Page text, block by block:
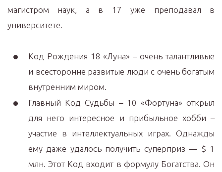
магистром наук, а в 17 уже преподавал в
университете.
Код Рождения 18 «Луна» – очень талантливые
и всесторонне развитые люди с очень богатым
внутренним миром.
Главный Код Судьбы – 10 «Фортуна» открыл
для него интересное и прибыльное хобби –
участие в интеллектуальных играх. Однажды
ему даже удалось получить суперприз — $ 1
млн. Этот Код входит в формулу Богатства. Он